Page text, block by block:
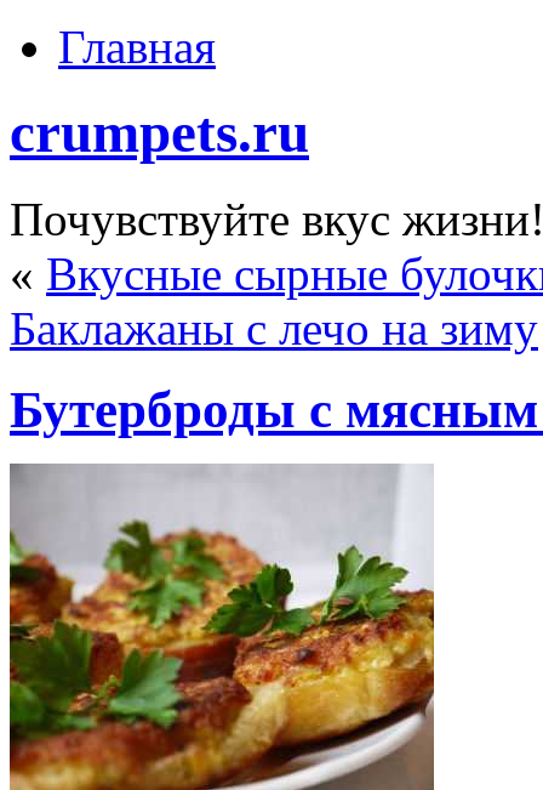
Главная
crumpets.ru
Почувствуйте вкус
« Вкусные сырные
Баклажаны с лечо на зиму
Бутерброды с